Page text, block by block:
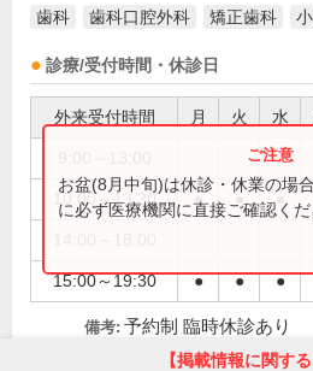
歯科 歯科口腔外科 矯正歯科
診療/受付時間・休診日
外来受付時間 月 火 水
10:00～13:30 ● ● ●
15:00～19:30 ● ● ●
お盆(8月中旬)は休診・休業の場
に必ず医療機関に直接ご確認くだ
備考: 予約制 臨時休診あり
日、祝、水曜と木曜日が交
【掲載情報に関する